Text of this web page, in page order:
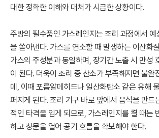
대한 정확한 이해와 대처가 시급한 상황이다.
주방의 필수품인 가스레인지는 조리 과정에서 예
을 쏟아낸다. 가스를 연소할 때 발생하는 이산화
가스의 주성분과 동일하며, 장기간 노출 시 만성
이 된다. 더욱이 조리 중 산소가 부족해지면 불완
데, 이때 포름알데히드나 일산화탄소 같은 유해
퍼지게 된다. 조리 기구 바로 앞에서 음식을 만드
적인 타격을 입게 되므로, 가스레인지를 켤 때는
하고 창문을 열어 공기 흐름을 확보해야 한다.